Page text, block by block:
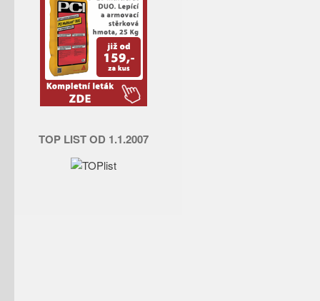
TOP LIST OD 1.1.2007